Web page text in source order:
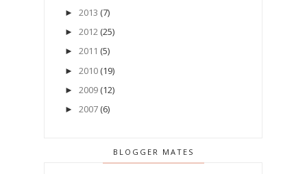
► 2013 (7)
► 2012 (25)
► 2011 (5)
► 2010 (19)
► 2009 (12)
► 2007 (6)
BLOGGER MATES